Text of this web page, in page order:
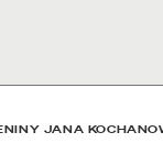
JANA